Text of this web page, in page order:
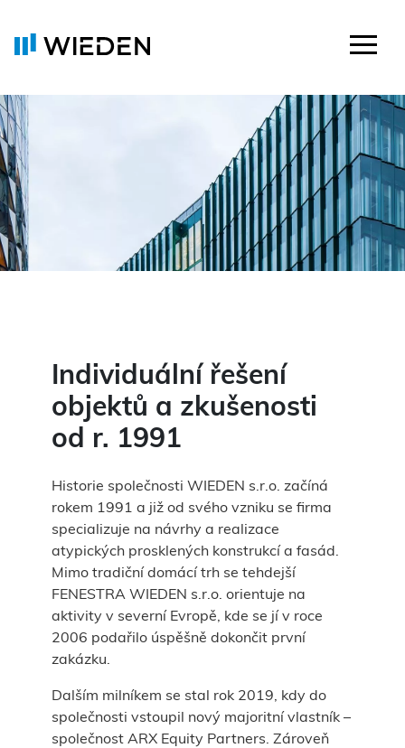
Individuální řešení
objektů a zkušenosti
od r. 1991
Historie společnosti WIEDEN s.r.o. začíná
rokem 1991 a již od svého vzniku se firma
specializuje na návrhy a realizace
atypických prosklených konstrukcí a fasád.
Mimo tradiční domácí trh se tehdejší
FENESTRA WIEDEN s.r.o. orientuje na
aktivity v severní Evropě, kde se jí v roce
2006 podařilo úspěšně dokončit první
zakázku.
Dalším milníkem se stal rok 2019, kdy do
společnosti vstoupil nový majoritní vlastník –
společnost ARX Equity Partners. Zároveň